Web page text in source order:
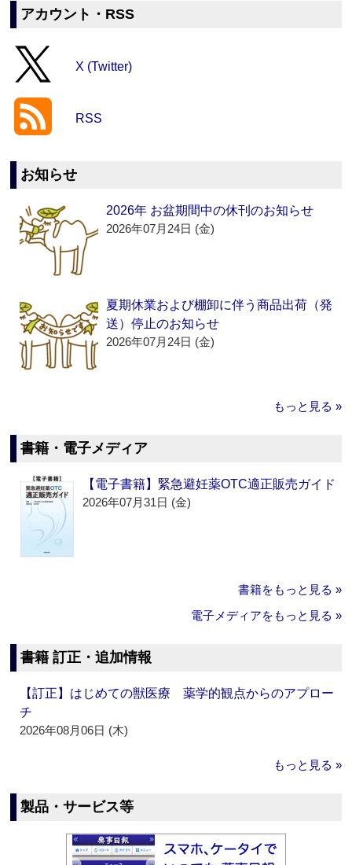
アカウント・RSS
X (Twitter)
RSS
お知らせ
2026年 お盆期間中の休刊のお知らせ
2026年07月24日 (金)
夏期休業および棚卸に伴う商品出荷（発
送）停止のお知らせ
2026年07月24日 (金)
もっと見る »
書籍・電子メディア
【電子書籍】緊急避妊薬OTC適正販売ガイド
2026年07月31日 (金)
書籍をもっと見る »
電子メディアをもっと見る »
書籍 訂正・追加情報
【訂正】はじめての獣医療 薬学的観点からのアプロー
チ
2026年08月06日 (木)
もっと見る »
製品・サービス等